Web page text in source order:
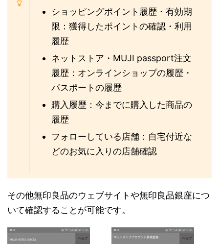
ショッピングポイント履歴・有効期
限：獲得したポイントの確認・利用
履歴
ネットストア・MUJI passport注文
履歴：オンラインショップの履歴・
パスポートの履歴
購入履歴：今までに購入した商品の
履歴
フォローしている店舗：自宅付近な
どのお気に入りの店舗確認
その他無印良品のウェブサイトや無印良品銀座につ
いて確認することが可能です。